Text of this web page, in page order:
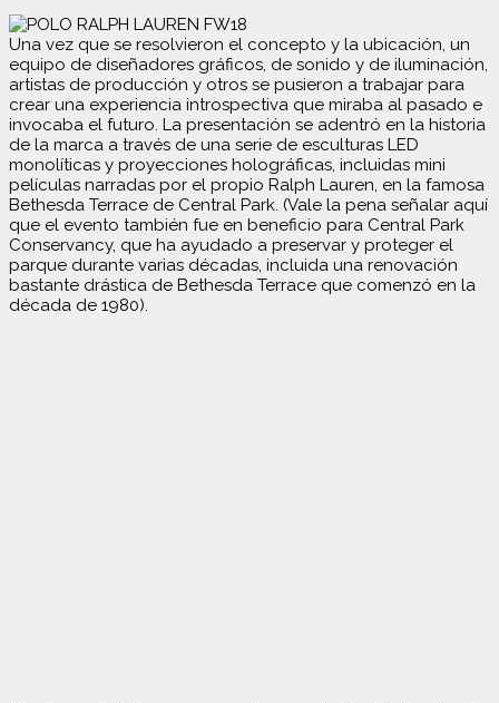
Una vez que se resolvieron el concepto y la ubicación, un
equipo de diseñadores gráficos, de sonido y de iluminación,
artistas de producción y otros se pusieron a trabajar para
crear una experiencia introspectiva que miraba al pasado e
invocaba el futuro. La presentación se adentró en la historia
de la marca a través de una serie de esculturas LED
monolíticas y proyecciones holográficas, incluidas mini
películas narradas por el propio Ralph Lauren, en la famosa
Bethesda Terrace de Central Park. (Vale la pena señalar aquí
que el evento también fue en beneficio para Central Park
Conservancy, que ha ayudado a preservar y proteger el
parque durante varias décadas, incluida una renovación
bastante drástica de Bethesda Terrace que comenzó en la
década de 1980).